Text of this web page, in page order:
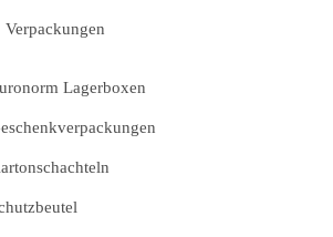
Verpackungen
Lagerboxen